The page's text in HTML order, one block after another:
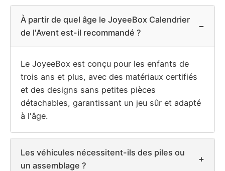
À partir de quel âge le JoyeeBox Calendrier
de l'Avent est-il recommandé ?
−
Le JoyeeBox est conçu pour les enfants de
trois ans et plus, avec des matériaux certifiés
et des designs sans petites pièces
détachables, garantissant un jeu sûr et adapté
à l'âge.
Les véhicules nécessitent-ils des piles ou
un assemblage ?
+